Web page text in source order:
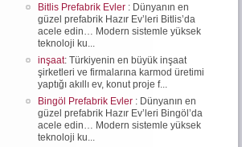
Bitlis Prefabrik Evler : Dünyanın en
güzel prefabrik Hazır Ev’leri Bitlis’da
acele edin… Modern sistemle yüksek
teknoloji ku...
inşaat: Türkiyenin en büyük inşaat
şirketleri ve firmalarına karmod üretimi
yaptığı akıllı ev, konut proje f...
Bingöl Prefabrik Evler : Dünyanın en
güzel prefabrik Hazır Ev’leri Bingöl’da
acele edin… Modern sistemle yüksek
teknoloji ku...